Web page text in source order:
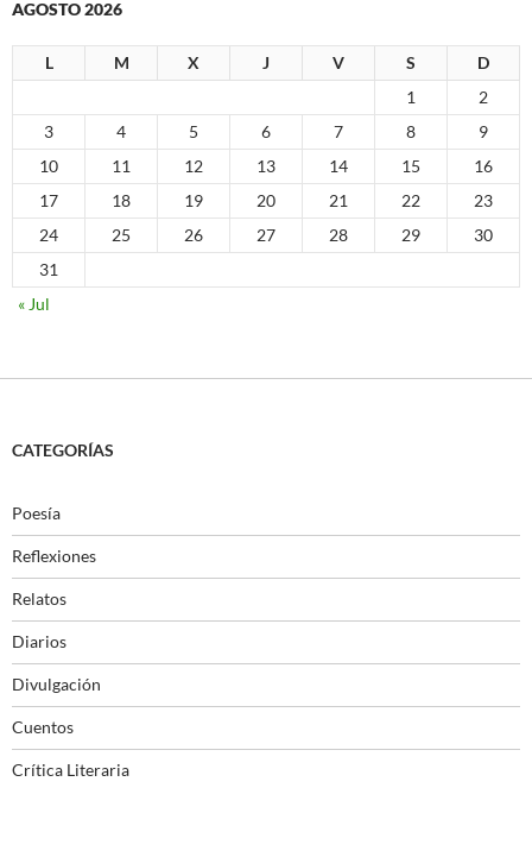
AGOSTO 2026
L M X J V S
D
1
2
3
4 5 6 7 8
9
10
11 12 13 14 15
16
17
18 19 20 21 22
23
24
25 26 27 28 29
30
31
« Jul
CATEGORÍAS
Poesía
Reflexiones
Relatos
Diarios
Divulgación
Cuentos
Crítica Literaria